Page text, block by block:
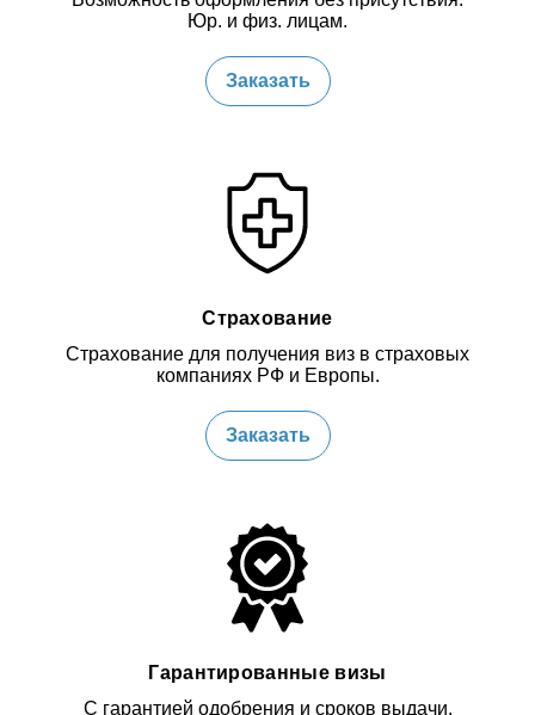
Юр. и физ. лицам.
Заказать
Страхование
Страхование для получения виз в страховых
компаниях РФ и Европы.
Заказать
Гарантированные визы
С гарантией одобрения и сроков выдачи.